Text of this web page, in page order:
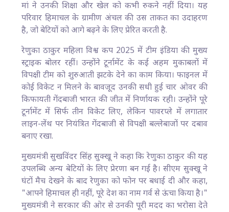
मां ने उनकी शिक्षा और खेल को कभी रुकने नहीं दिया। यह
परिवार हिमाचल के ग्रामीण अंचल की उस ताकत का उदाहरण
है, जो बेटियों को आगे बढ़ने के लिए प्रेरित करती है.​
रेणुका ठाकुर महिला विश्व कप 2025 में टीम इंडिया की मुख्य
स्ट्राइक बोलर रहीं। उन्होंने टूर्नामेंट के कई अहम मुकाबलों में
विपक्षी टीम को शुरुआती झटके देने का काम किया। फाइनल में
कोई विकेट न मिलने के बावजूद उनकी सधी हुई चार ओवर की
किफायती गेंदबाजी भारत की जीत में निर्णायक रही। उन्होंने पूरे
टूर्नामेंट में सिर्फ तीन विकेट लिए, लेकिन पावरप्ले में लगातार
लाइन-लेंथ पर नियंत्रित गेंदबाजी से विपक्षी बल्लेबाजों पर दबाव
बनाए रखा.​
मुख्यमंत्री सुखविंदर सिंह सुक्खू ने कहा कि रेणुका ठाकुर की यह
उपलब्धि अन्य बेटियों के लिए प्रेरणा बन गई है। सीएम सुक्खू ने
घंटों मैच देखने के बाद रेणुका को फोन पर बधाई दी और कहा,
"आपने हिमाचल ही नहीं, पूरे देश का नाम गर्व से ऊंचा किया है।"
मुख्यमंत्री ने सरकार की ओर से उनकी पूरी मदद का भरोसा देते